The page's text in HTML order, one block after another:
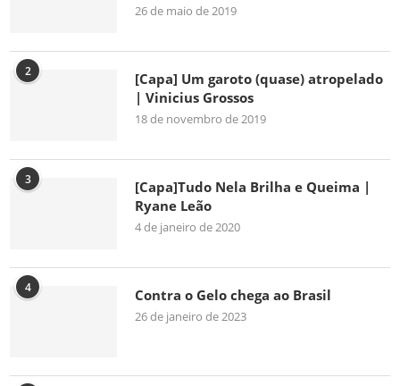
26 de maio de 2019
2
[Capa] Um garoto (quase) atropelado
| Vinicius Grossos
18 de novembro de 2019
3
[Capa]Tudo Nela Brilha e Queima |
Ryane Leão
4 de janeiro de 2020
4 Contra o Gelo chega ao Brasil
26 de janeiro de 2023